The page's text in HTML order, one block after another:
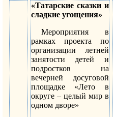
«Татарские сказки и
сладкие угощения»
Мероприятия в
рамках проекта по
организации летней
занятости детей и
подростков на
вечерней досуговой
площадке «Лето в
округе – целый мир в
одном дворе»